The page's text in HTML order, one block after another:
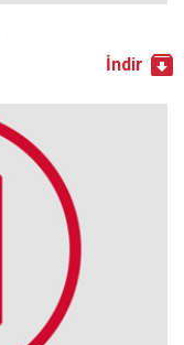
İndir